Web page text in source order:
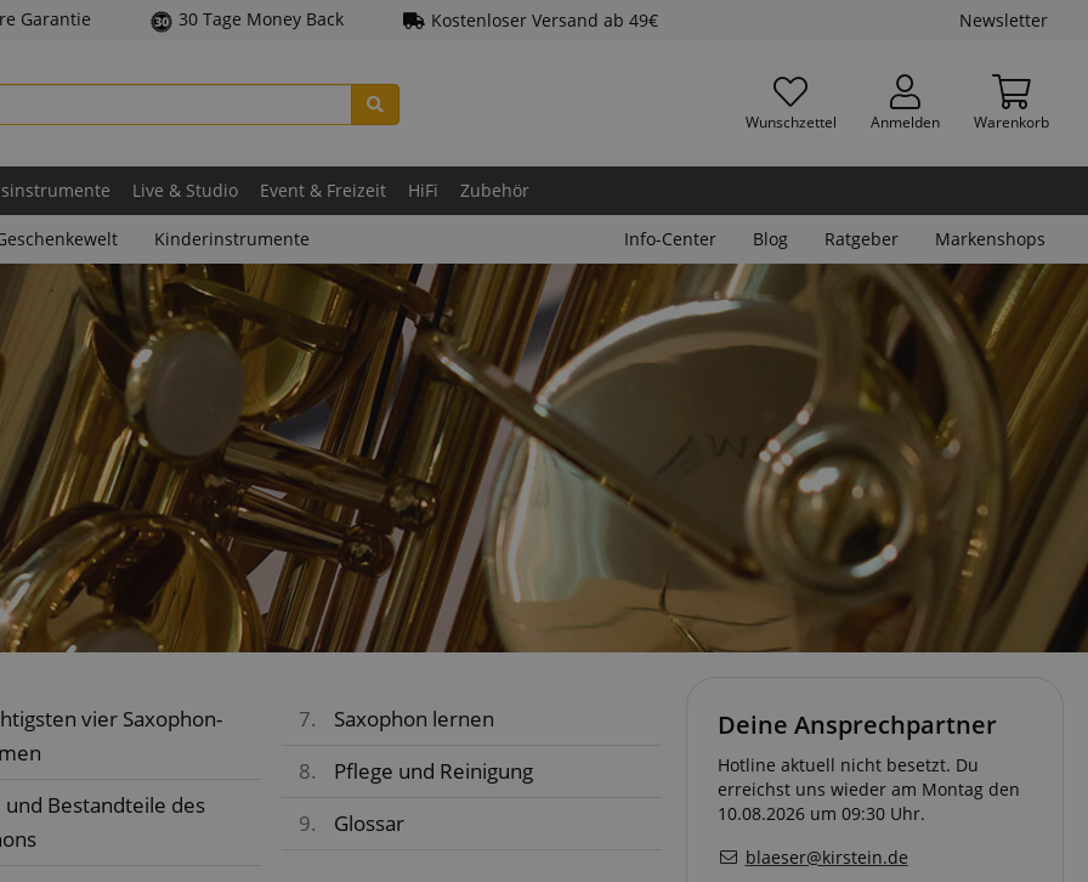
Garantie 30 Tage Money Back Kostenloser Versand ab 49€ Newsletter
Wunschzettel Anmelden Warenkorb
Live & Studio Event & Freizeit HiFi Zubehör
Kinderinstrumente Info-Center Blog Ratgeber Markenshops
vier Saxophon-
und Bestandteile des
7.
Saxophon lernen
8.
Pflege und Reinigung
9.
Glossar
Deine Ansprechpartner
Hotline aktuell nicht besetzt. Du
erreichst uns wieder am Montag den
10.08.2026 um 09:30 Uhr.
blaeser@kirstein.de